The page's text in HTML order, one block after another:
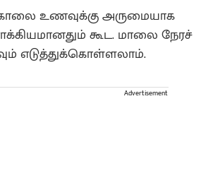
உணவுக்கு அருமையாக
கூட. மாலை நேரச்
எடுத்துக்கொள்ளலாம்.
Advertisement